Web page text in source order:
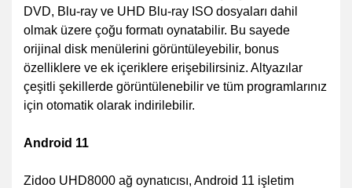
DVD, Blu-ray ve UHD Blu-ray ISO dosyaları dahil
olmak üzere çoğu formatı oynatabilir. Bu sayede
orijinal disk menülerini görüntüleyebilir, bonus
özelliklere ve ek içeriklere erişebilirsiniz. Altyazılar
çeşitli şekillerde görüntülenebilir ve tüm programlarınız
için otomatik olarak indirilebilir.
Android 11
Zidoo UHD8000 ağ oynatıcısı, Android 11 işletim